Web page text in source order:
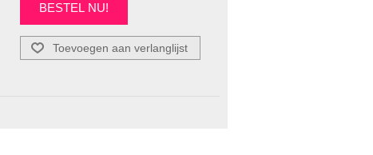
BESTEL NU!
Toevoegen aan verlanglijst